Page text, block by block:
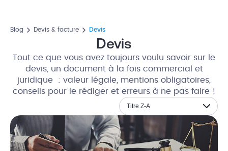
Blog Devis & facture Devis
Devis
Tout ce que vous avez toujours voulu savoir sur le
devis, un document à la fois commercial et
juridique : valeur légale, mentions obligatoires,
conseils pour le rédiger et erreurs à ne pas faire !
Titre Z-A